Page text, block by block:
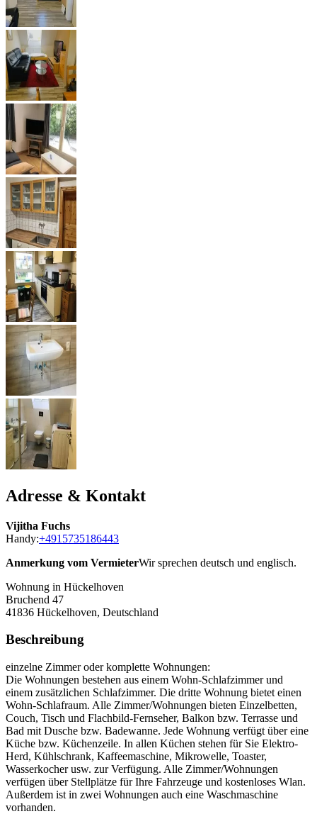
Adresse & Kontakt
Vijitha Fuchs
Handy:+4915735186443
Anmerkung vom VermieterWir sprechen deutsch und englisch.
Wohnung in Hückelhoven
Bruchend 47
41836 Hückelhoven, Deutschland
Beschreibung
einzelne Zimmer oder komplette Wohnungen:
Die Wohnungen bestehen aus einem Wohn-Schlafzimmer und
einem zusätzlichen Schlafzimmer. Die dritte Wohnung bietet einen
Wohn-Schlafraum. Alle Zimmer/Wohnungen bieten Einzelbetten,
Couch, Tisch und Flachbild-Fernseher, Balkon bzw. Terrasse und
Bad mit Dusche bzw. Badewanne. Jede Wohnung verfügt über eine
Küche bzw. Küchenzeile. In allen Küchen stehen für Sie Elektro-
Herd, Kühlschrank, Kaffeemaschine, Mikrowelle, Toaster,
Wasserkocher usw. zur Verfügung. Alle Zimmer/Wohnungen
verfügen über Stellplätze für Ihre Fahrzeuge und kostenloses Wlan.
Außerdem ist in zwei Wohnungen auch eine Waschmaschine
vorhanden.